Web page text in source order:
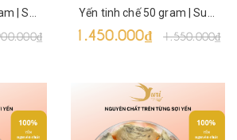
1.450.000₫ 1.550.000₫